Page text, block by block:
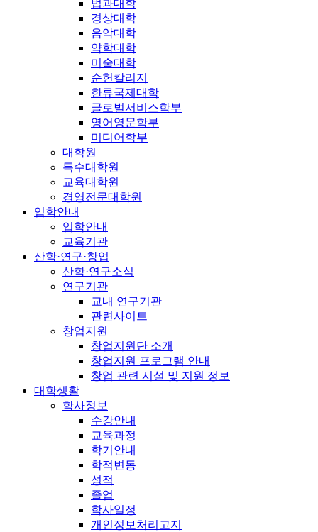
법과대학
경상대학
음악대학
약학대학
미술대학
순헌칼리지
한류국제대학
글로벌서비스학부
영어영문학부
미디어학부
대학원
특수대학원
교육대학원
경영전문대학원
입학안내
입학안내
교육기관
산학·연구·창업
산학·연구소식
연구기관
교내 연구기관
관련사이트
창업지원
창업지원단 소개
창업지원 프로그램 안내
창업 관련 시설 및 지원 정보
대학생활
학사정보
수강안내
교육과정
학기안내
학적변동
성적
졸업
학사일정
개인정보처리고지